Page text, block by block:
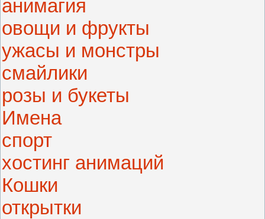
анимагия
овощи и фрукты
ужасы и монстры
смайлики
розы и букеты
Имена
спорт
хостинг анимаций
Кошки
открытки